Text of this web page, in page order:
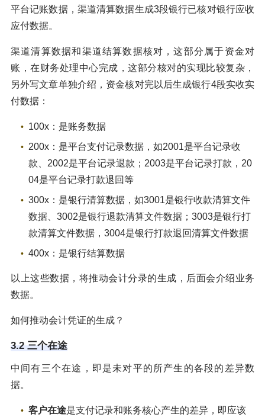
平台记账数据，渠道清算数据生成3段银行已核对银行应收
应付数据。
渠道清算数据和渠道结算数据核对，这部分属于资金对
账，在财务处理中心完成，这部分核对的实现比较复杂，
另外写文章单独介绍，资金核对完以后生成银行4段实收实
付数据：
100x：是账务数据
200x：是平台支付记录数据，如2001是平台记录收
款、2002是平台记录退款；2003是平台记录打款，20
04是平台记录打款退回等
300x：是银行清算数据，如3001是银行收款清算文件
数据、3002是银行退款清算文件数据；3003是银行打
款清算文件数据，3004是银行打款退回清算文件数据
400x：是银行结算数据
以上这些数据，将推动会计分录的生成，后面会介绍业务
数据。
如何推动会计凭证的生成？
3.2 三个在途
中间有三个在途，即是未对平的所产生的各段的差异数
据。
客户在途是支付记录和账务核心产生的差异，即应该